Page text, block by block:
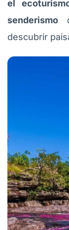
el
senderismo
descubrir